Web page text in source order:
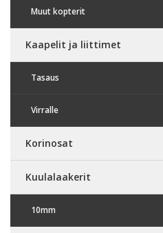
Muut kopterit
Kaapelit ja liittimet
Tasaus
Virralle
Korinosat
Kuulalaakerit
10mm